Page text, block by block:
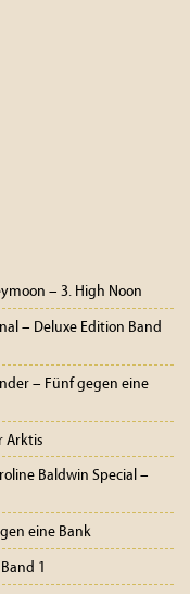
– 3. High Noon
– Deluxe Edition Band
– Fünf gegen eine
Arktis
Baldwin Special –
eine Bank
1